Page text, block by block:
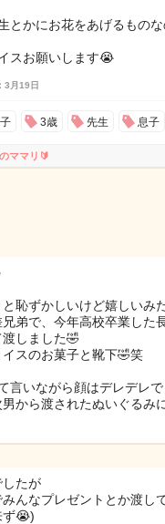
とかにお花をあげるもの
スお願いします😭
3月19日
3歳 先生 息子
ママリ🔰
恥ずかしいけど嬉しいみ
弟で、今年高校卒業した
しました🤣
スのお菓子と靴下🤣笑
言いながら顔はデレデレ
から渡されたぬいぐるみ
たが
んなプレゼントとか渡し
ず😭)